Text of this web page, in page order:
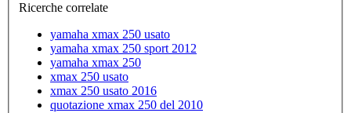
Ricerche correlate
yamaha xmax 250 usato
yamaha xmax 250 sport 2012
yamaha xmax 250
xmax 250 usato
xmax 250 usato 2016
quotazione xmax 250 del 2010